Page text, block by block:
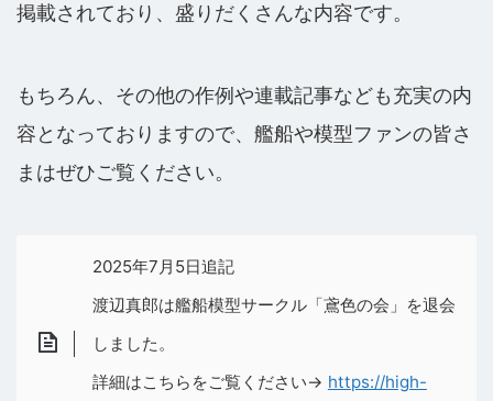
掲載されており、盛りだくさんな内容です。
もちろん、その他の作例や連載記事なども充実の内
容となっておりますので、艦船や模型ファンの皆さ
まはぜひご覧ください。
2025年7月5日追記
渡辺真郎は艦船模型サークル「鳶色の会」を退会
しました。
詳細はこちらをご覧ください→ https://high-